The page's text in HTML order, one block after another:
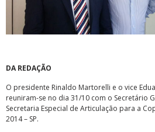
DA REDAÇÃO
O presidente Rinaldo Martorelli e o vice
reuniram-se no dia 31/10 com o Secretário
Secretaria Especial de Articulação para a
2014 – SP.